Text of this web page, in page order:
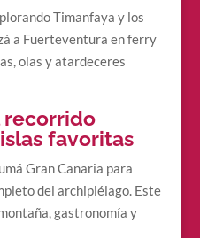
Timanfaya y los
a Fuerteventura en ferry
olas y atardeceres
recorrido
favoritas
Gran Canaria para
del archipiélago. Este
gastronomía y